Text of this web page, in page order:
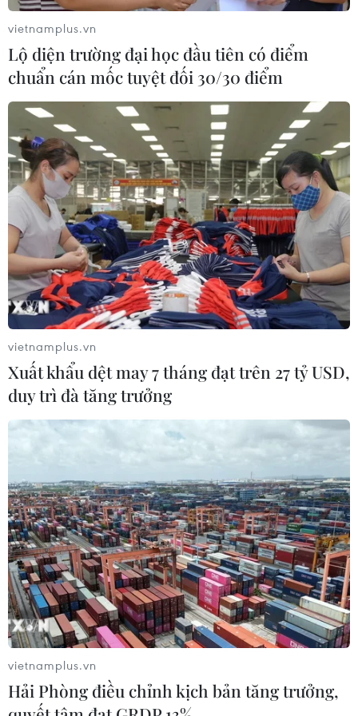
Theo dõi VietnamPlus
Đồng tiền Kỹ thuật số
Phát triển thị trường tài sản mã hóa an toàn, có
kiểm soát tại Việt Nam
Nghị viện châu Âu ủng hộ khởi động đàm phán
đồng euro kỹ thuật số
Liên minh Visa, Mastercard và Coinbase thành
lập mạng lưới stablecoin mới
Binance tạm dừng hoạt động tại nhiều quốc gia
châu Âu
Giải mã cú trượt dài khiến thị trường bitcoin
'bốc hơi' 1.200 tỷ USD
TIN LIÊN QUAN
vietnamplus.vn
Lộ diện trường đại học đầu tiên có điểm
chuẩn cán mốc tuyệt đối 30/30 điểm
vietnamplus.vn
Xuất khẩu dệt may 7 tháng đạt trên 27 tỷ USD,
duy trì đà tăng trưởng
vietnamplus.vn
Hải Phòng điều chỉnh kịch bản tăng trưởng,